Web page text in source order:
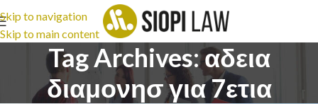
Skip to navigation
Skip to main content
Tag Archives: αδεια
διαμονησ για 7ετια